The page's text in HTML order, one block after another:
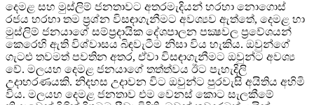
දෙමළ සහ මුස්ලිම් ජනතාවට අතරමැදියන් හරහා නොගොස්
රජය හරහා තම ප්‍රශ්න විසඳාගැනීමට අවශ්‍යව ඇත්තේ, දෙමළ හා
මුස්ලිම් ජනයාගේ සම්ප්‍රදායික දේශපාලන පක්‍ෂවල ප්‍රවේශයන්
කෙරෙහි ඇති විශ්වාසය බිඳවැටීම නිසා විය හැකිය. ඔවුන්ගේ
ගැටළු තවමත් පවතින අතර, ඒවා විසඳාගැනීමට ඔවුන්ට අවශ්‍ය
වේ. මලයහ දෙමළ ජනයාගේ තත්ත්වය ඊට පැහැදිලි
උදාහරණයකි. නිදහස උදාවන විට ඔවුන්ට පුරවැසි අයිතිය අහිමි
විය. මලයහ දෙමළ ජනතාව එම වෙනස් කොට සැලකීමේ